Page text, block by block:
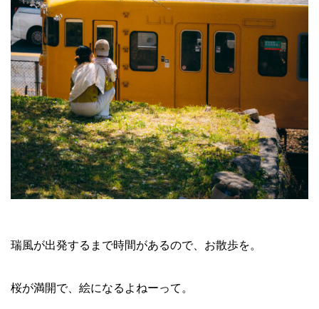
瑞風が出発するまで時間があるので、お散歩を。
桜が満開で、絵になるよねーって。